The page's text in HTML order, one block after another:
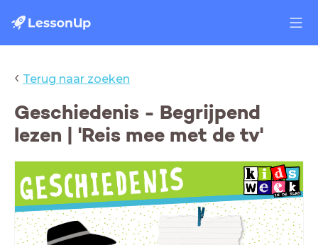
‹ Terug naar zoeken
Geschiedenis - Begrijpend
lezen | 'Reis mee met de tv'